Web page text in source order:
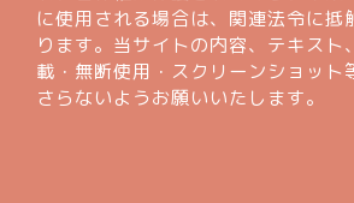
に使用される場合は、関連法令に抵
ります。当サイトの内容、テキスト
載・無断使用・スクリーンショット
さらないようお願いいたします。
お問い合わ